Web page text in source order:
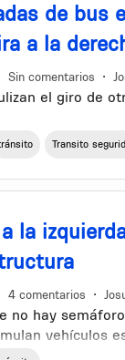
de bus
a la
Sin comentarios •
el giro de
Transito
la
4 comentarios •
no hay
vehículos
normal del